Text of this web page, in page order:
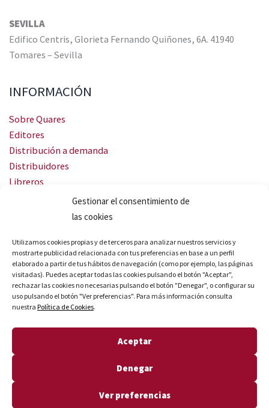
Gestionar el consentimiento de
las cookies
Utilizamos cookies propias y de terceros para analizar nuestros servicios y
mostrarte publicidad relacionada con tus preferencias en base a un perfil
elaborado a partir de tus hábitos de navegación (como por ejemplo, las páginas
visitadas). Puedes aceptar todas las cookies pulsando el botón "Aceptar",
rechazar las cookies no necesarias pulsando el botón "Denegar", o configurar su
uso pulsando el botón "Ver preferencias". Para más información consulta
nuestra Política de Cookies.
Aceptar
Denegar
Ver preferencias
SEVILLA
Edifico Centris, Glorieta Fernando Quiñones, 6A. 41940
Tomares – Sevilla
INFORMACIÓN
Sobre Quares
Editores
Distribución a demanda
Distribuidores
Libreros
Servicio Landingweb
Crea tu audiobook
Aviso legal
Política de cookies
Declaración de accesibilidad